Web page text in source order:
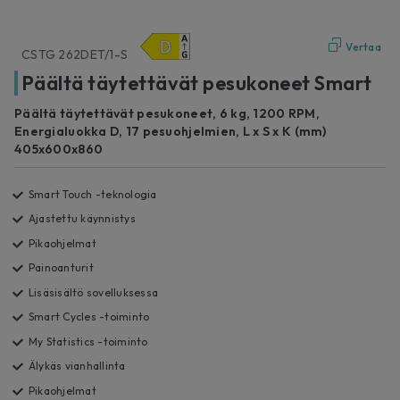
Vertaa
CSTG 262DET/1-S
Päältä täytettävät pesukoneet Smart
Päältä täytettävät pesukoneet, 6 kg, 1200 RPM,
Energialuokka D, 17 pesuohjelmien, L x S x K (mm)
405x600x860
Smart Touch -teknologia
Ajastettu käynnistys
Pikaohjelmat
Painoanturit
Lisäsisältö sovelluksessa
Smart Cycles -toiminto
My Statistics -toiminto
Älykäs vianhallinta
Pikaohjelmat